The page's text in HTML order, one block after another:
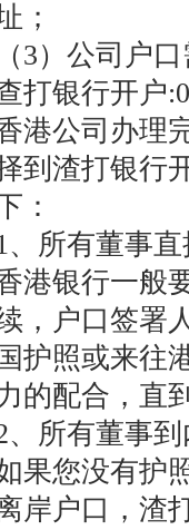
；
（3）公司户
打银行开户
港公司办理
到渣打银行
：
、所有董事
港银行一般
，户口签署
国护照或来往
的配合，直
、所有董事
果您没有护
岸户口，渣